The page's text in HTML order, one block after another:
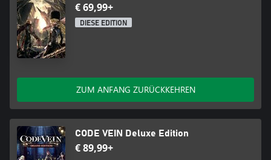
€ 69,99+
DIESE EDITION
ZUM ANFANG ZURÜCKKEHREN
CODE VEIN Deluxe Edition
€ 89,99+